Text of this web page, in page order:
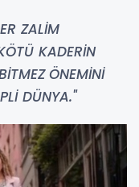
ZALİM
KADERİN
ÖNEMİNİ
DÜNYA."